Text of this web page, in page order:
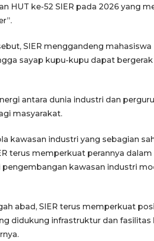
HUT ke-52 SIER pada 2026 yang
SIER menggandeng mahasiswa
sayap kupu-kupu dapat bergerak
antara dunia industri dan
masyarakat.
kawasan industri yang sebagian
terus memperkuat perannya
kawasan industri
abad, SIER terus memperkuat
didukung infrastruktur dan fasilitas
Sentosa II
4 Agustus 2026 22:38